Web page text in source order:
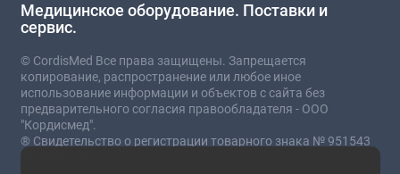
Медицинское оборудование. Поставки и
сервис.
© CordisMed Все права защищены. Запрещается
копирование, распространение или любое иное
использование информации и объектов с сайта без
предварительного согласия правообладателя - ООО
"Кордисмед".
® Свидетельство о регистрации товарного знака № 951543
от 03.07.2023